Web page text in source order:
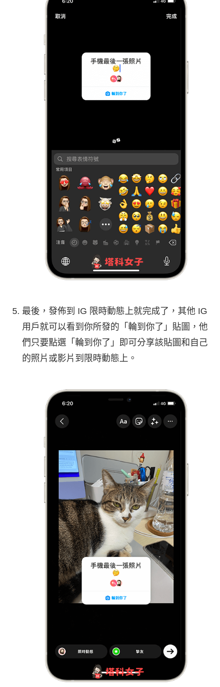
最後，發佈到 IG 限時動態上就完成了，其他 IG
用戶就可以看到你所發的「輪到你了」貼圖，他
們只要點選「輪到你了」即可分享該貼圖和自己
的照片或影片到限時動態上。